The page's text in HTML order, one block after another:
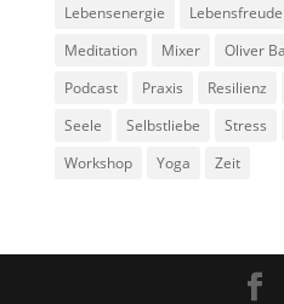
Lebensenergie
Lebensfreude
Meditation
Mixer Oliver
Podcast
Praxis Resilienz
Seele
Selbstliebe Stress
Workshop
Yoga Zeit